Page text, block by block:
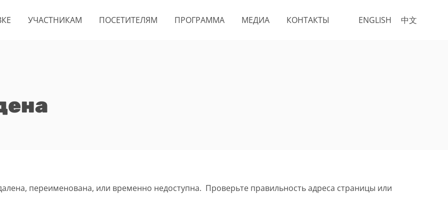
ENGLISH 中文
УЧАСТНИКАМ ПОСЕТИТЕЛЯМ ПРОГРАММА МЕДИА КОНТАКТЫ
переименована, или временно недоступна. Проверьте правильность адреса страницы или